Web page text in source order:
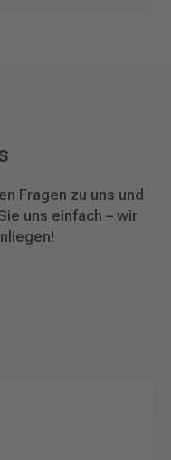
Fragen zu uns und
uns einfach – wir